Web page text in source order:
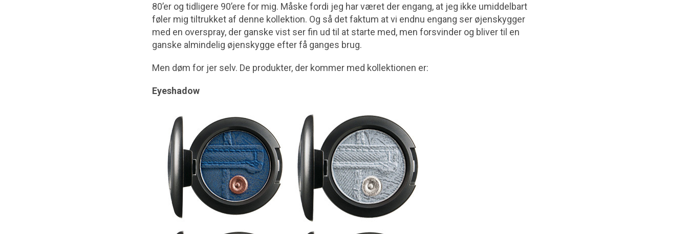
80’er og tidligere 90’ere for mig. Måske fordi jeg har været der engang, at jeg ikke umiddelbart
føler mig tiltrukket af denne kollektion. Og så det faktum at vi endnu engang ser øjenskygger
med en overspray, der ganske vist ser fin ud til at starte med, men forsvinder og bliver til en
ganske almindelig øjenskygge efter få ganges brug.
Men døm for jer selv. De produkter, der kommer med kollektionen er:
Eyeshadow